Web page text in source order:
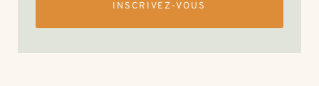
INSCRIVEZ-VOUS